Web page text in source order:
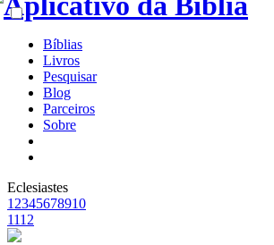
Bíblias
Livros
Pesquisar
Blog
Parceiros
Sobre
Eclesiastes
1 2345678910
1112